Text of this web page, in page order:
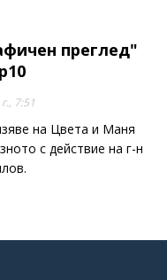
преглед"
7:51
на Цвета и Маня
с действие на г-н